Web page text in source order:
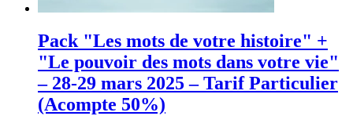
Pack "Les mots de votre histoire" +
"Le pouvoir des mots dans votre vie"
– 28-29 mars 2025 – Tarif Particulier
(Acompte 50%)